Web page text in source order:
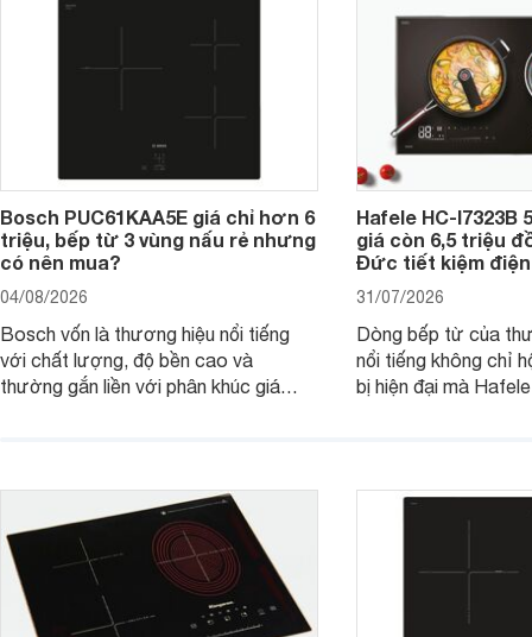
Bosch PUC61KAA5E giá chỉ hơn 6
triệu, bếp từ 3 vùng nấu rẻ nhưng
có nên mua?
04/08/2026
Bosch vốn là thương hiệu nổi tiếng
với chất lượng, độ bền cao và
thường gắn liền với phân khúc giá
đơn vị phân phối với mức giá khá dễ
tiếp cận, thu hút sự quan tâm của
nhiều người tiêu dùng.
Hafele HC-I7323B
giá còn 6,5 triệu
Đức tiết kiệm
31/07/2026
Dòng bếp từ của
nổi tiếng không chỉ
bị hiện đại mà
gia đình.